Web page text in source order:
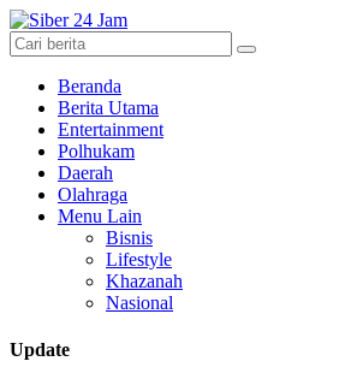
Beranda
Berita Utama
Entertainment
Polhukam
Daerah
Olahraga
Menu Lain
Bisnis
Lifestyle
Khazanah
Nasional
Update